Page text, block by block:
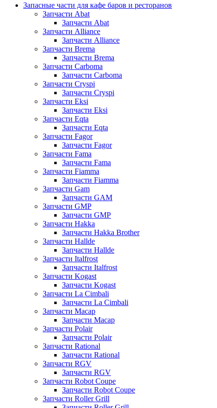
Запасные части для кафе баров и ресторанов
Запчасти Abat
Запчасти Abat
Запчасти Alliance
Запчасти Alliance
Запчасти Brema
Запчасти Brema
Запчасти Carboma
Запчасти Carboma
Запчасти Cryspi
Запчасти Cryspi
Запчасти Eksi
Запчасти Eksi
Запчасти Eqta
Запчасти Eqta
Запчасти Fagor
Запчасти Fagor
Запчасти Fama
Запчасти Fama
Запчасти Fiamma
Запчасти Fiamma
Запчасти Gam
Запчасти GAM
Запчасти GMP
Запчасти GMP
Запчасти Hakka
Запчасти Hakka Brother
Запчасти Hallde
Запчасти Hallde
Запчасти Italfrost
Запчасти Italfrost
Запчасти Kogast
Запчасти Kogast
Запчасти La Cimbali
Запчасти La Cimbali
Запчасти Macap
Запчасти Macap
Запчасти Polair
Запчасти Polair
Запчасти Rational
Запчасти Rational
Запчасти RGV
Запчасти RGV
Запчасти Robot Coupe
Запчасти Robot Coupe
Запчасти Roller Grill